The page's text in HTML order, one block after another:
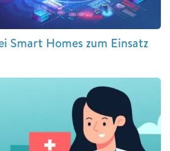
Smart Homes zum Einsatz